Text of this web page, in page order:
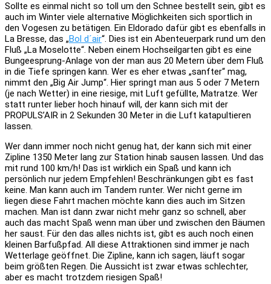
Sollte es einmal nicht so toll um den Schnee bestellt sein, gibt es
auch im Winter viele alternative Möglichkeiten sich sportlich in
den Vogesen zu betätigen. Ein Eldorado dafür gibt es ebenfalls in
La Bresse, das „Bol d´air“. Dies ist ein Abenteuerpark rund um den
Fluß „La Moselotte“. Neben einem Hochseilgarten gibt es eine
Bungeesprung-Anlage von der man aus 20 Metern über dem Fluß
in die Tiefe springen kann. Wer es eher etwas „sanfter“ mag,
nimmt den „Big Air Jump“. Hier springt man aus 5 oder 7 Metern
(je nach Wetter) in eine riesige, mit Luft gefüllte, Matratze. Wer
statt runter lieber hoch hinauf will, der kann sich mit der
PROPULS’AIR in 2 Sekunden 30 Meter in die Luft katapultieren
lassen.
Wer dann immer noch nicht genug hat, der kann sich mit einer
Zipline 1350 Meter lang zur Station hinab sausen lassen. Und das
mit rund 100 km/h! Das ist wirklich ein Spaß und kann ich
persönlich nur jedem Empfehlen! Beschränkungen gibt es fast
keine. Man kann auch im Tandem runter. Wer nicht gerne im
liegen diese Fahrt machen möchte kann dies auch im Sitzen
machen. Man ist dann zwar nicht mehr ganz so schnell, aber
auch das macht Spaß wenn man über und zwischen den Bäumen
her saust. Für den das alles nichts ist, gibt es auch noch einen
kleinen Barfußpfad. All diese Attraktionen sind immer je nach
Wetterlage geöffnet. Die Zipline, kann ich sagen, läuft sogar
beim größten Regen. Die Aussicht ist zwar etwas schlechter,
aber es macht trotzdem riesigen Spaß!